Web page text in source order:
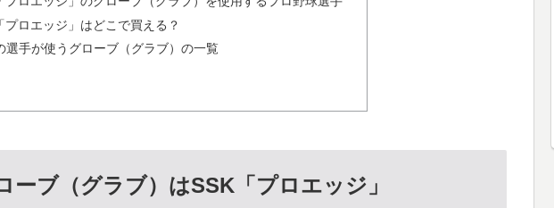
プロエッジ」はどこで買える？
選手が使うグローブ（グラブ）の一覧
ーブ（グラブ）はSSK「プロエッジ」